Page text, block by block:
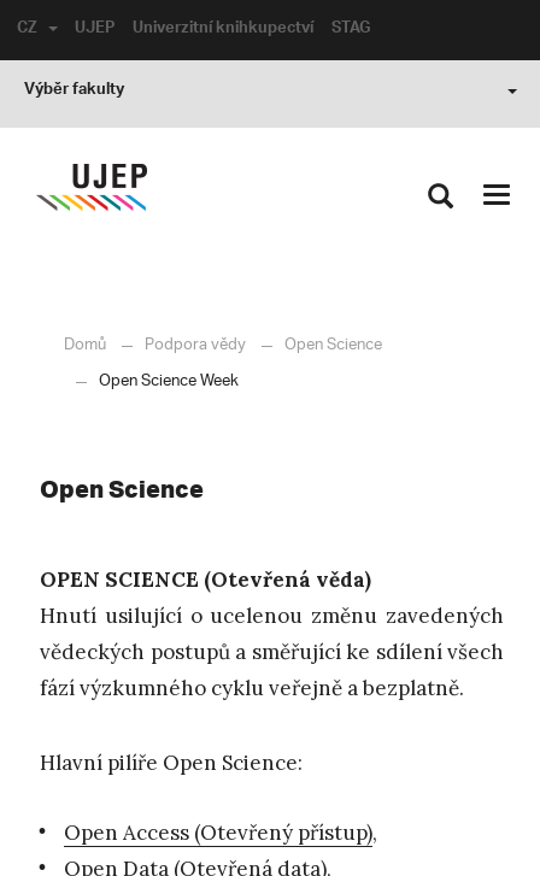
UJEP Univerzitní knihkupectví STAG
CZ
Výběr fakulty
Domů Podpora vědy
Open Science
Open Science Week
Open Science
OPEN SCIENCE (Otevřená věda)
Hnutí usilující o ucelenou změnu zavedených
vědeckých postupů a směřující ke sdílení všech
fází výzkumného cyklu veřejně a bezplatně.
Hlavní pilíře Open Science:
Open Access (Otevřený přístup),
Open Data (Otevřená data),